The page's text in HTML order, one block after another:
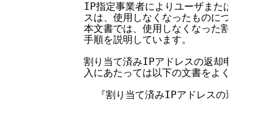
IP指定事業者によりユーザまたはIP指定
スは、使用しなくなったものについては返
本文書では、使用しなくなった割り当て済
        手順を説明しています。
割り当て済みIPアドレスの返却申請に利用
入にあたっては以下の文書をよく読み、誤
『割り当て済みIPアドレスの返却申請